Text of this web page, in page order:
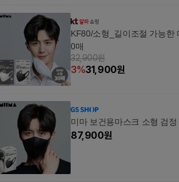
KF80/소형_길이조절 가능한
0매
32,900원
3%31,900원
미마 보건용마스크 소형 검
87,900원